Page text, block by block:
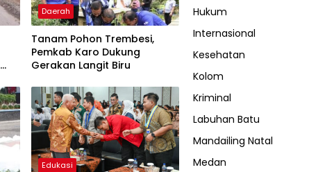
Daerah
Tanam Pohon Trembesi,
Pemkab Karo Dukung
Gerakan Langit Biru
Edukasi
Hukum
Internasional
Kesehatan
Kolom
Kriminal
Labuhan Batu
Mandailing Natal
Medan